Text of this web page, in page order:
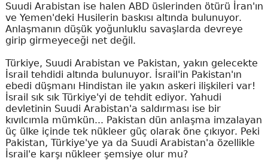
Suudi Arabistan ise halen ABD üslerinden ötürü İran'ın
ve Yemen'deki Husilerin baskısı altında bulunuyor.
Anlaşmanın düşük yoğunluklu savaşlarda devreye
girip girmeyeceği net değil.
Türkiye, Suudi Arabistan ve Pakistan, yakın gelecekte
İsrail tehdidi altında bulunuyor. İsrail'in Pakistan'ın
ebedi düşmanı Hindistan ile yakın askeri ilişkileri var!
İsrail sık sık Türkiye'yi de tehdit ediyor. Yahudi
devletinin Suudi Arabistan'a saldırması ise bir
kıvılcımla mümkün... Pakistan dün anlaşma imzalayan
üç ülke içinde tek nükleer güç olarak öne çıkıyor. Peki
Pakistan, Türkiye'ye ya da Suudi Arabistan'a özellikle
İsrail'e karşı nükleer şemsiye olur mu?